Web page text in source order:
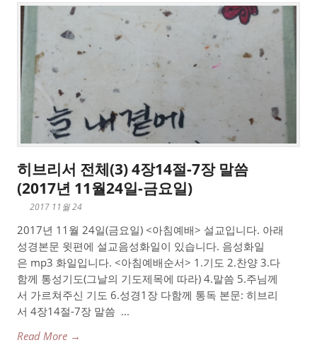
히브리서 전체(3) 4장14절-7장 말씀
(2017년 11월24일-금요일)
2017 11월 24
2017년 11월 24일(금요일) <아침예배> 설교입니다. 아래
성경본문 윗편에 설교음성화일이 있습니다. 음성화일
은 mp3 화일입니다. <아침예배순서> 1.기도 2.찬양 3.다
함께 통성기도(그날의 기도제목에 따라) 4.말씀 5.주님께
서 가르쳐주신 기도 6.성경1장 다함께 통독 본문: 히브리
서 4장14절-7장 말씀 ...
Read More →